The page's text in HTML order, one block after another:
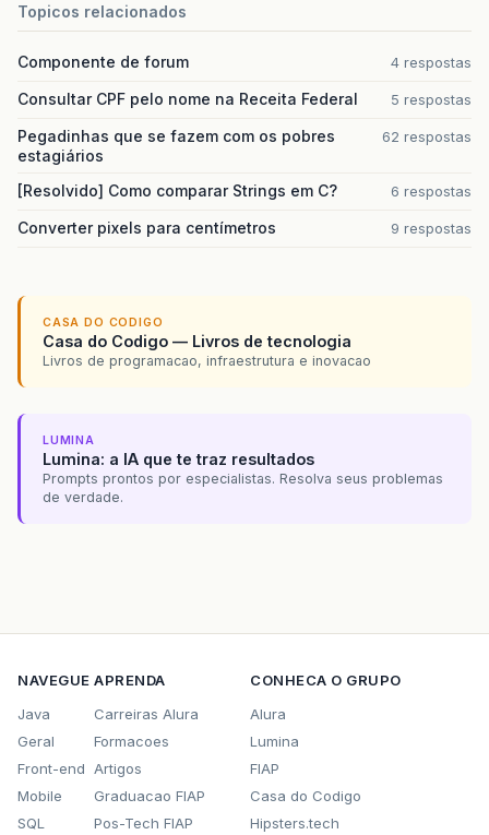
Topicos relacionados
Componente de forum 4 respostas
Consultar CPF pelo nome na Receita Federal 5 respostas
Pegadinhas que se fazem com os pobres
estagiários
62 respostas
[Resolvido] Como comparar Strings em C? 6 respostas
Converter pixels para centímetros 9 respostas
CASA DO CODIGO
Casa do Codigo — Livros de tecnologia
Livros de programacao, infraestrutura e inovacao
LUMINA
Lumina: a IA que te traz resultados
Prompts prontos por especialistas. Resolva seus problemas
de verdade.
NAVEGUE
Java
Geral
Front-end
Mobile
SQL
APRENDA
Carreiras Alura
Formacoes
Artigos
Graduacao FIAP
Pos-Tech FIAP
CONHECA O GRUPO
Alura
Lumina
FIAP
Casa do Codigo
Hipsters.tech